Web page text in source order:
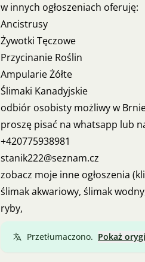
w innych ogłoszeniach oferuję:
Ancistrusy
Żywotki Tęczowe
Przycinanie Roślin
Ampularie Żółte
Ślimaki Kanadyjskie
odbiór osobisty możliwy w
proszę pisać na whatsapp lub
+420775938981
stanik222@seznam.cz
zobacz moje inne ogłoszenia
ślimak akwariowy, ślimak
ryby,
Przetłumaczono. Pokaż